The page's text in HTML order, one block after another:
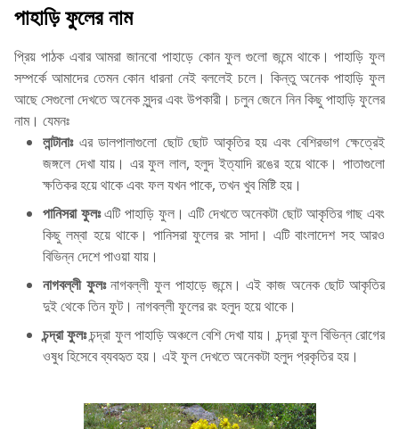
পাহাড়ি ফুলের নাম
প্রিয় পাঠক এবার আমরা জানবো পাহাড়ে কোন ফুল গুলো জন্মে থাকে। পাহাড়ি ফুল
সম্পর্কে আমাদের তেমন কোন ধারনা নেই বললেই চলে। কিন্তু অনেক পাহাড়ি ফুল
আছে সেগুলো দেখতে অনেক সুন্দর এবং উপকারী। চলুন জেনে নিন কিছু পাহাড়ি ফুলের
নাম। যেমনঃ
লান্টানাঃ এর ডালপালাগুলো ছোট ছোট আকৃতির হয় এবং বেশিরভাগ ক্ষেত্রেই
জঙ্গলে দেখা যায়। এর ফুল লাল, হলুদ ইত্যাদি রঙের হয়ে থাকে। পাতাগুলো
ক্ষতিকর হয়ে থাকে এবং ফল যখন পাকে, তখন খুব মিষ্টি হয়।
পানিসরা ফুলঃএটি পাহাড়ি ফুল। এটি দেখতে অনেকটা ছোট আকৃতির গাছ এবং
কিছু লম্বা হয়ে থাকে। পানিসরা ফুলের রং সাদা। এটি বাংলাদেশ সহ আরও
বিভিন্ন দেশে পাওয়া যায়।
নাগবল্লী ফুলঃনাগবল্লী ফুল পাহাড়ে জন্মে। এই কাজ অনেক ছোট আকৃতির
দুই থেকে তিন ফুট। নাগবল্লী ফুলের রং হলুদ হয়ে থাকে।
চন্দ্রা ফুলঃচন্দ্রা ফুল পাহাড়ি অঞ্চলে বেশি দেখা যায়। চন্দ্রা ফুল বিভিন্ন রোগের
ওষুধ হিসেবে ব্যবহৃত হয়। এই ফুল দেখতে অনেকটা হলুদ প্রকৃতির হয়।